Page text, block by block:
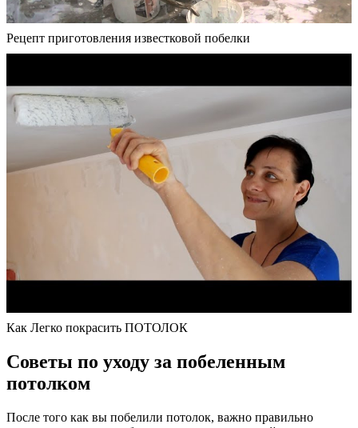
Рецепт приготовления известковой побелки
Как Легко покрасить ПОТОЛОК
Советы по уходу за побеленным
потолком
После того как вы побелили потолок, важно правильно